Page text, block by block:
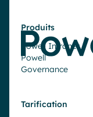
Produits
Powell Intranet
Powell
Governance
Tarification